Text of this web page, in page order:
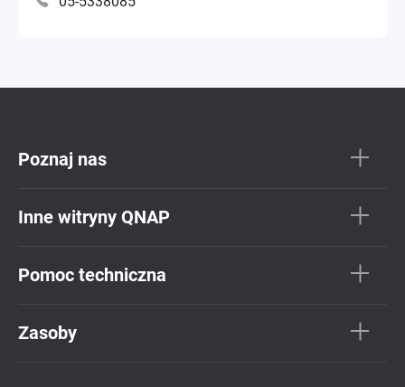
Poznaj nas
Inne witryny QNAP
Pomoc techniczna
Zasoby